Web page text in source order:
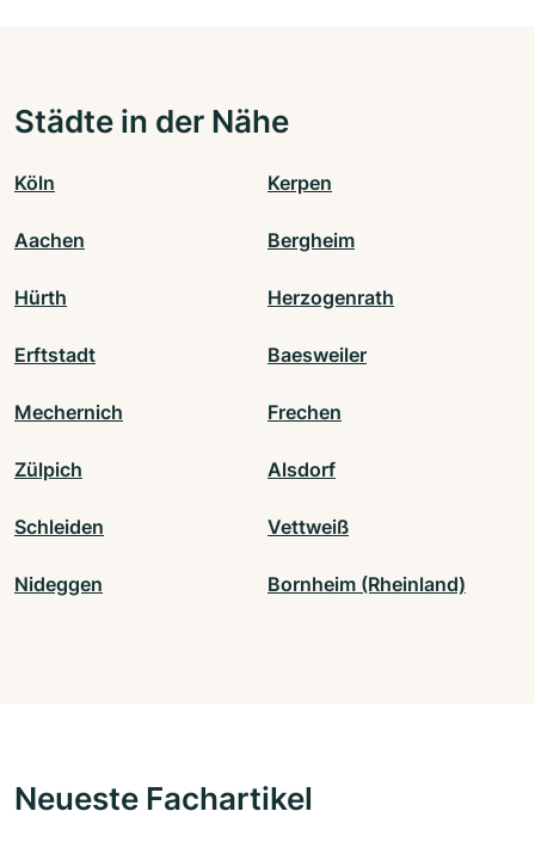
Städte in der Nähe
Köln Kerpen
Aachen Bergheim
Hürth Herzogenrath
Erftstadt Baesweiler
Mechernich Frechen
Zülpich Alsdorf
Schleiden Vettweiß
Nideggen Bornheim (Rheinland)
Neueste Fachartikel